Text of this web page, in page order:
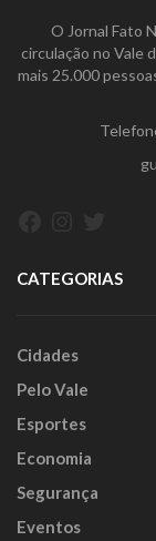
O Jornal Fato
circulação no Vale
mais 25.000
CATEGORIAS
Cidades
Pelo Vale
Esportes
Economia
Segurança
Eventos